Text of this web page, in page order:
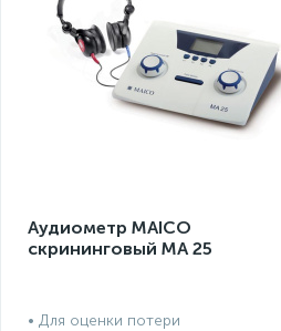
Аудиометр MAICO
скрининговый МА 25
• Для оценки потери